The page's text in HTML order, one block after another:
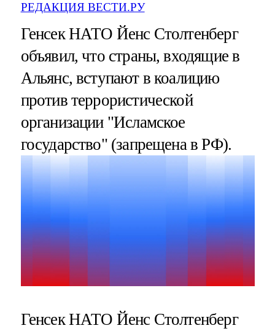
РЕДАКЦИЯ ВЕСТИ.РУ
Генсек НАТО Йенс Столтенберг
объявил, что страны, входящие в
Альянс, вступают в коалицию
против террористической
организации "Исламское
государство" (запрещена в РФ).
Генсек НАТО Йенс Столтенберг